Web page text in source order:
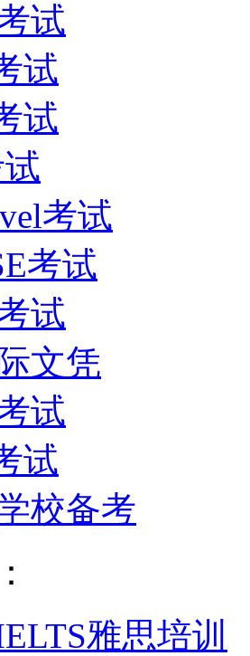
试
试
试
考试
考试
试
文凭
试
试
校备考
雅思培训